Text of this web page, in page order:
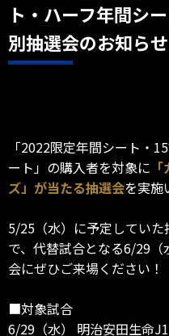
ト・ハーフ年間シ
別抽選会のお知らせ
「2022限定年間シート・
ート」の購入者を対象に
ズ」が当たる抽選会を実施
5/25（水）に予定してい
で、代替試合となる6/29
会にぜひご来場ください！
■対象試合
6/29（水） 明治安田生命